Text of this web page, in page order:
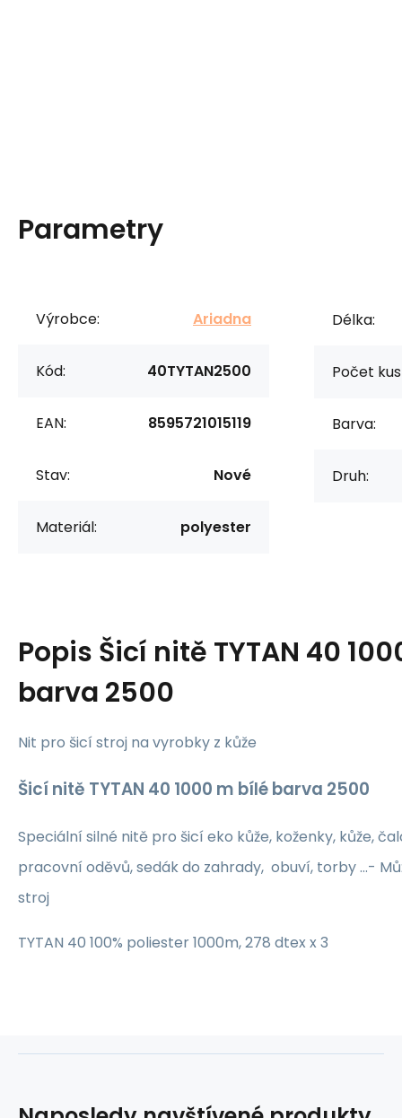
Parametry
Výrobce: Ariadna
Kód: 40TYTAN2500
EAN: 8595721015119
Stav: Nové
Materiál: polyester
Délka:
Počet
Barva:
Druh:
Popis Šicí nitě TYTAN 40
barva 2500
Nit pro šicí stroj na vyrobky z kůže
Šicí nitě TYTAN 40 1000 m bílé barva 2500
Speciální silné nitě pro šicí eko kůže, koženky, kůže,
pracovní oděvů, sedák do zahrady, obuví, torby ...-
stroj
TYTAN 40 100% poliester 1000m, 278 dtex x 3